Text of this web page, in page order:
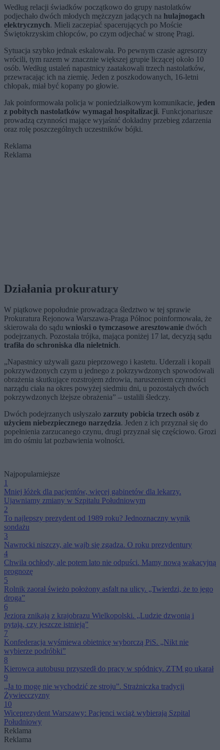
Według relacji świadków początkowo do grupy nastolatków
podjechało dwóch młodych mężczyzn jadących na hulajnogach
elektrycznych. Mieli zaczepiać spacerujących po Moście
Świętokrzyskim chłopców, po czym odjechać w stronę Pragi.
Sytuacja szybko jednak eskalowała. Po pewnym czasie agresorzy
wrócili, tym razem w znacznie większej grupie liczącej około 10
osób. Według ustaleń napastnicy zaatakowali trzech nastolatków,
przewracając ich na ziemię. Jeden z poszkodowanych, 16-letni
chłopak, miał być kopany po głowie.
Jak poinformowała policja w poniedziałkowym komunikacie, jeden
z pobitych nastolatków wymagał hospitalizacji. Funkcjonariusze
prowadzą czynności mające wyjaśnić dokładny przebieg zdarzenia
oraz rolę poszczególnych uczestników bójki.
Reklama
Reklama
Działania prokuratury
W piątkowe popołudnie prowadząca śledztwo w tej sprawie
Prokuratura Rejonowa Warszawa-Praga Północ poinformowała, że
skierowała do sądu wnioski o tymczasowe aresztowanie dwóch
podejrzanych. Pozostała trójka, mająca poniżej 17 lat, decyzją sądu
trafiła do schroniska dla nieletnich.
„Napastnicy używali gazu pieprzowego i kastetu. Uderzali i kopali
pokrzywdzonych czym u jednego z pokrzywdzonych spowodowali
obrażenia skutkujące rozstrojem zdrowia, naruszeniem czynności
narządu ciała na okres powyżej siedmiu dni, u pozostałych dwóch
pokrzywdzonych lżejsze obrażenia” – ustalili śledczy.
Dwóch podejrzanych usłyszało zarzuty pobicia trzech osób z
użyciem niebezpiecznego narzędzia. Jeden z ich przyznał się do
popełnienia zarzucanego czynu, drugi przyznał się częściowo. Grozi
im do ośmiu lat pozbawienia wolności.
Najpopularniejsze
1
Mniej łóżek dla pacjentów, więcej gabinetów dla lekarzy.
Ujawniamy zmiany w Szpitalu Południowym
2
To najlepszy prezydent od 1989 roku? Jednoznaczny wynik
sondażu
3
Nawrocki niszczy, ale wajb się zgadza. O roku prezydentury
4
Chwila ochłody, ale potem lato nie odpuści. Mamy nową wakacyjną
prognozę
5
Rolnik zaorał świeżo położony asfalt na ulicy. „Twierdzi, że to jego
droga”
6
Jeziora znikają z krajobrazu Wielkopolski. „Ludzie dzwonią i
pytają, czy jeszcze istnieją”
7
Konfederacja wyśmiewa obietnicę wyborczą PiS. „Nikt nie
wybierze podróbki”
8
Kierowca autobusu przyszedł do pracy w spódnicy. ZTM go ukarał
9
„Ja to mogę nie wychodzić ze stroju”. Strażniczka tradycji
Żywiecczyzny
10
Wiceprezydent Warszawy: Pacjenci wciąż wybierają Szpital
Południowy
Reklama
Reklama